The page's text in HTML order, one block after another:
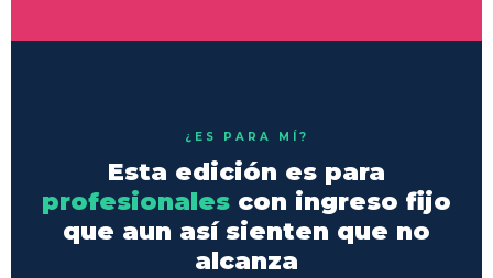
¿ES PARA MÍ?
Esta edición es para
profesionales con ingreso fijo
que aun así sienten que no
alcanza